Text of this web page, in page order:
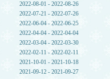
2022-08-01 - 2022-08-26
2022-07-21 - 2022-07-26
2022-06-04 - 2022-06-25
2022-04-04 - 2022-04-04
2022-03-04 - 2022-03-30
2022-02-11 - 2022-02-11
2021-10-01 - 2021-10-18
2021-09-12 - 2021-09-27